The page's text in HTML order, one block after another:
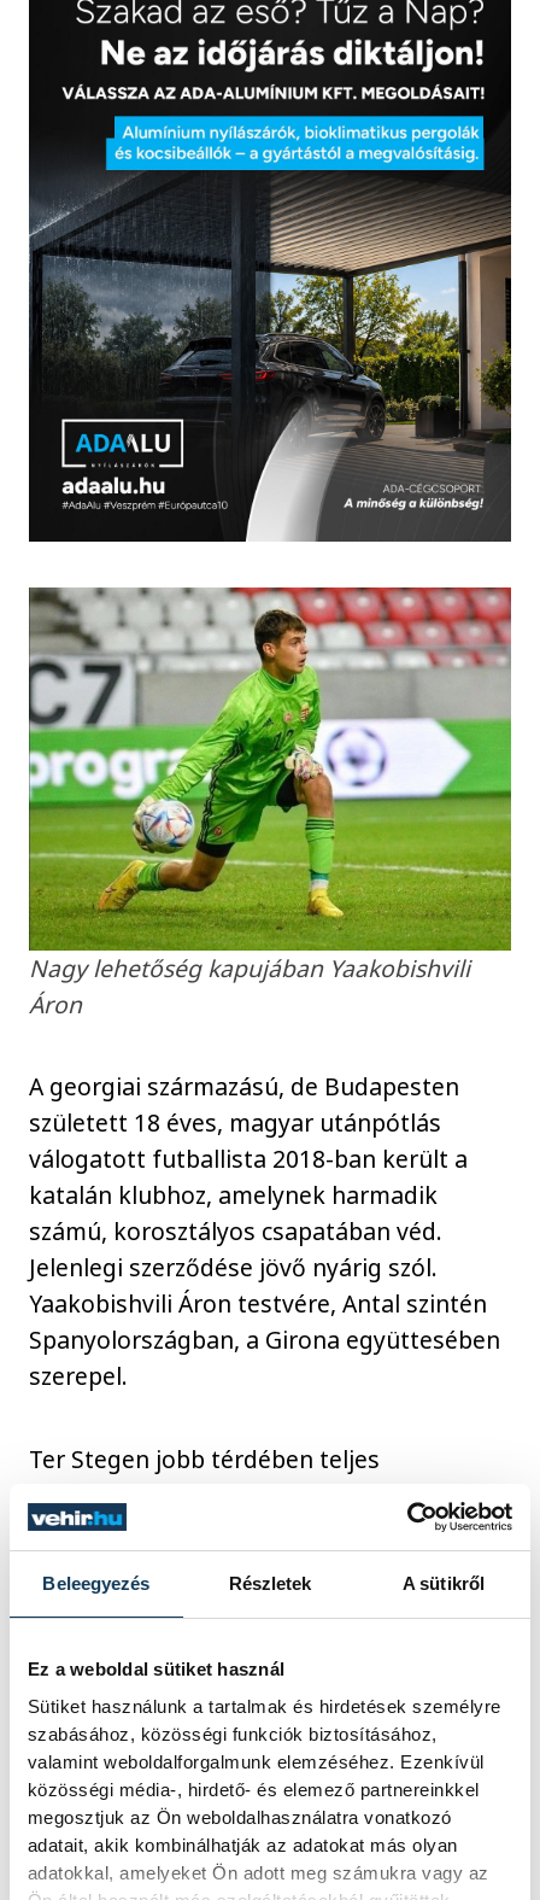
Beleegyezés Részletek A sütikről
Ez a weboldal sütiket használ
Sütiket használunk a tartalmak és hirdetések személyre
szabásához, közösségi funkciók biztosításához,
valamint weboldalforgalmunk elemzéséhez. Ezenkívül
közösségi média-, hirdető- és elemező partnereinkkel
megosztjuk az Ön weboldalhasználatra vonatkozó
adatait, akik kombinálhatják az adatokat más olyan
adatokkal, amelyeket Ön adott meg számukra vagy az
Nagy lehetőség kapujában Yaakobishvili
Áron
A georgiai származású, de Budapesten
született 18 éves, magyar utánpótlás
válogatott futballista 2018-ban került a
katalán klubhoz, amelynek harmadik
számú, korosztályos csapatában véd.
Jelenlegi szerződése jövő nyárig szól.
Yaakobishvili Áron testvére, Antal szintén
Spanyolországban, a Girona együttesében
szerepel.
Ter Stegen jobb térdében teljes
szalagszakadás történt, ezért hétfőn
megoperálták és a jelenlegi szezonban már
nem játszhat.
sport ország-világ
Yaakobishvili Áron